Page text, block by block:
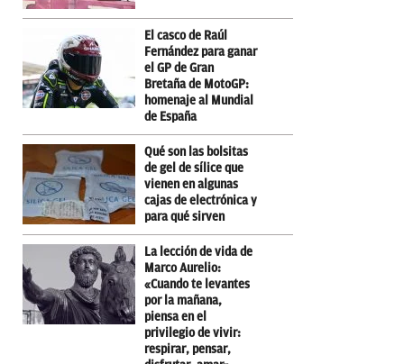
El casco de Raúl
Fernández para ganar
el GP de Gran
Bretaña de MotoGP:
homenaje al Mundial
de España
Qué son las bolsitas
de gel de sílice que
vienen en algunas
cajas de electrónica y
para qué sirven
La lección de vida de
Marco Aurelio:
«Cuando te levantes
por la mañana,
piensa en el
privilegio de vivir:
respirar, pensar,